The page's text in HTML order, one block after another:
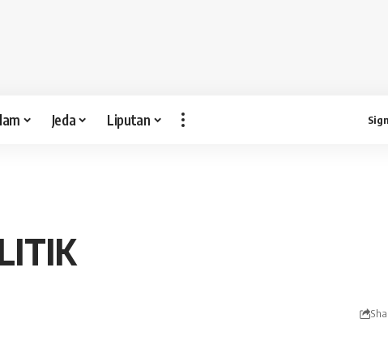
Jeda Liputan